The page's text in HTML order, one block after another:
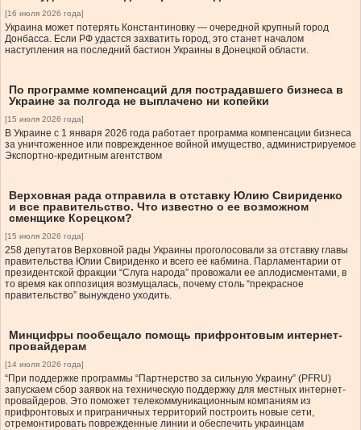
[16 июля 2026 года]
Украина может потерять Константиновку — очередной крупный город
Донбасса. Если РФ удастся захватить город, это станет началом
наступления на последний бастион Украины в Донецкой области.
По программе компенсаций для пострадавшего бизнеса в
Украине за полгода не выплачено ни копейки
[15 июля 2026 года]
В Украине с 1 января 2026 года работает программа компенсации бизнеса
за уничтоженное или поврежденное войной имущество, администрируемое
Экспортно-кредитным агентством
Верховная рада отправила в отставку Юлию Свириденко
и все правительство. Что известно о ее возможном
сменщике Корецком?
[15 июля 2026 года]
258 депутатов Верховной рады Украины проголосовали за отставку главы
правительства Юлии Свириденко и всего ее кабмина. Парламентарии от
президентской фракции “Слуга народа” провожали ее аплодисментами, в
то время как оппозиция возмущалась, почему столь “прекрасное
правительство” вынуждено уходить.
Минцифры пообещало помощь прифронтовым интернет-
провайдерам
[14 июля 2026 года]
“При поддержке программы “Партнерство за сильную Украину” (PFRU)
запускаем сбор заявок на техническую поддержку для местных интернет-
провайдеров. Это поможет телекоммуникационным компаниям из
прифронтовых и приграничных территорий построить новые сети,
отремонтировать поврежденные линии и обеспечить украинцам